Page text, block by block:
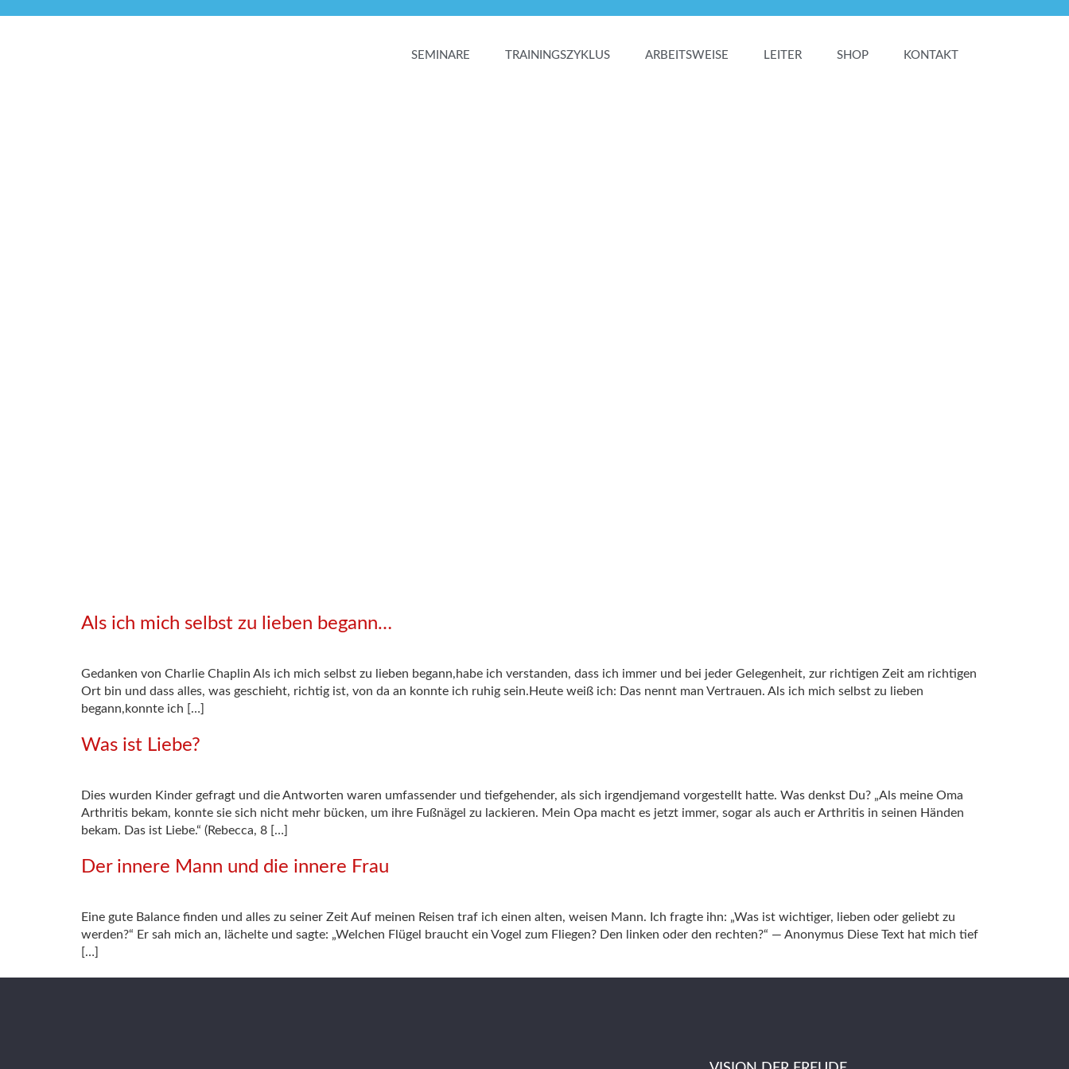
SEMINARE TRAININGSZYKLUS ARBEITSWEISE LEITER SHOP KONTAKT
Als ich mich selbst zu lieben begann…
Gedanken von Charlie Chaplin Als ich mich selbst zu lieben begann,habe ich verstanden, dass ich immer und bei jeder Gelegenheit, zur richtigen Zeit am richtigen
Ort bin und dass alles, was geschieht, richtig ist, von da an konnte ich ruhig sein.Heute weiß ich: Das nennt man Vertrauen. Als ich mich selbst zu lieben
begann,konnte ich […]
Was ist Liebe?
Dies wurden Kinder gefragt und die Antworten waren umfassender und tiefgehender, als sich irgendjemand vorgestellt hatte. Was denkst Du? „Als meine Oma
Arthritis bekam, konnte sie sich nicht mehr bücken, um ihre Fußnägel zu lackieren. Mein Opa macht es jetzt immer, sogar als auch er Arthritis in seinen Händen
bekam. Das ist Liebe.“ (Rebecca, 8 […]
Der innere Mann und die innere Frau
Eine gute Balance finden und alles zu seiner Zeit Auf meinen Reisen traf ich einen alten, weisen Mann. Ich fragte ihn: „Was ist wichtiger, lieben oder geliebt zu
werden?“ Er sah mich an, lächelte und sagte: „Welchen Flügel braucht ein Vogel zum Fliegen? Den linken oder den rechten?“ — Anonymus Diese Text hat mich tief
[…]